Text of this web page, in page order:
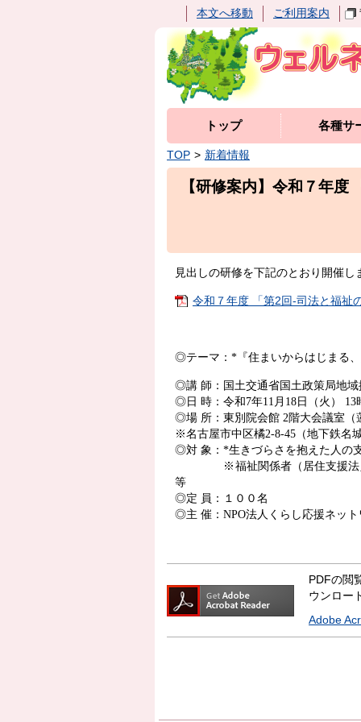
本文へ移動 ご利用案内
トップ 各種サ
TOP 新着情報
【研修案内】令和７年
見出しの研修を下記のとおり開催し
令和７年度 「第2回-司法と福祉
◎テーマ： * 『住まいからはじまる
◎講 師：国土交通省国土政策局地域
◎日 時：令和 7年11 月 18 日（火） 13
◎場 所：東別院会館 2階大会議室（
※名古屋市中区橘2-8-45 （地下鉄名
◎対 象： *生きづらさを抱えた人の
※福祉関係者（居住支援法
等
◎定 員：１００名
◎主 催： NPO法人くらし応援ネット
PDFの閲
ウンロー
Adobe